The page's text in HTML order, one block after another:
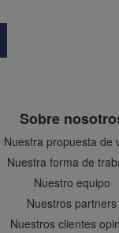
Sobre
Nuestra propuesta de
Nuestra forma de
Nuestro equipo
Nuestros partners
Nuestros clientes